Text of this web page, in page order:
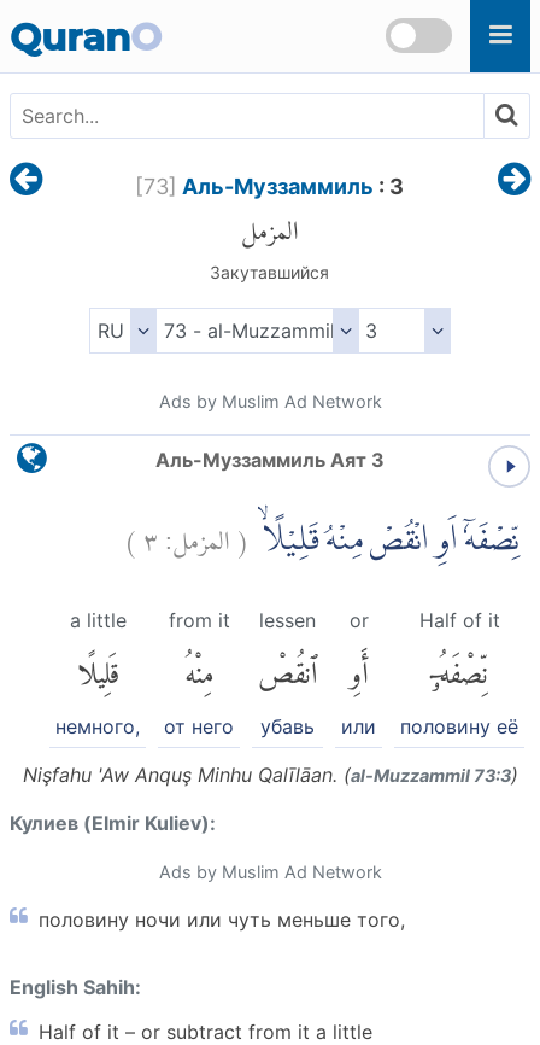
QuranO
[73] Аль-Муззаммиль : 3
المزمل
Закутавшийся
Ads by Muslim Ad Network
Аль-Муззаммиль Аят 3
نِّصْفَهٗٓ اَوِ انْقُصْ مِنْهُ قَلِيْلًاۙ (المزمل:٣)
Half of it
نِّصْفَهُۥٓ
половину её
or
أَوِ
или
lessen
ٱنقُصْ
убавь
from it
مِنْهُ
от него
a little
قَلِيلًا
немного,
Nişfahu 'Aw Anquş Minhu Qalīlāan. (al-Muzzammil 73:3)
Кулиев (Elmir Kuliev):
Ads by Muslim Ad Network
половину ночи или чуть меньше того,
English Sahih:
Half of it – or subtract from it a little